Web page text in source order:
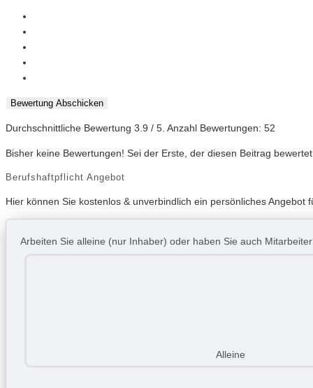
Bewertung Abschicken
Durchschnittliche Bewertung 3.9 / 5. Anzahl Bewertungen: 52
Bisher keine Bewertungen! Sei der Erste, der diesen Beitrag
Berufshaftpflicht Angebot
Hier können Sie kostenlos & unverbindlich ein persönliches
Arbeiten Sie alleine (nur Inhaber) oder haben Sie auch
Alleine